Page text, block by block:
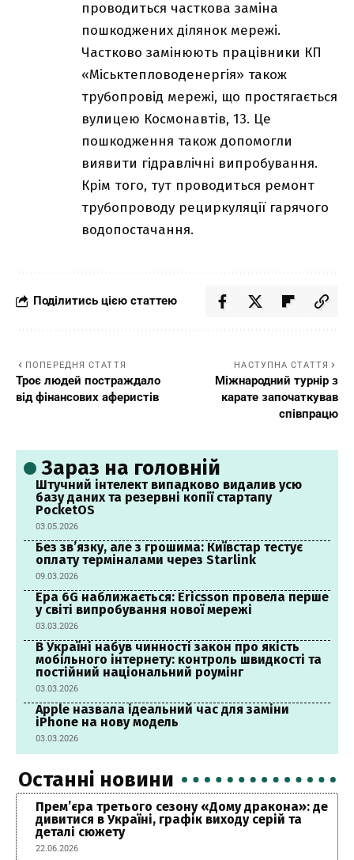
проводиться часткова заміна
пошкоджених ділянок мережі.
Частково замінюють працівники КП
«Міськтепловоденергія» також
трубопровід мережі, що простягається
вулицею Космонавтів, 13. Це
пошкодження також допомогли
виявити гідравлічні випробування.
Крім того, тут проводиться ремонт
трубопроводу рециркуляції гарячого
водопостачання.
Поділитись цією статтею
ПОПЕРЕДНЯ СТАТТЯ
Троє людей постраждало
від фінансових аферистів
НАСТУПНА СТАТТЯ
Міжнародний турнір з
карате започаткував
співпрацю
Зараз на головній
Штучний інтелект випадково видалив усю
базу даних та резервні копії стартапу
PocketOS
03.05.2026
Без зв’язку, але з грошима: Київстар тестує
оплату терміналами через Starlink
09.03.2026
Ера 6G наближається: Ericsson провела перше
у світі випробування нової мережі
03.03.2026
В Україні набув чинності закон про якість
мобільного інтернету: контроль швидкості та
постійний національний роумінг
03.03.2026
Apple назвала ідеальний час для заміни
iPhone на нову модель
03.03.2026
Останні новини
Прем’єра третього сезону «Дому дракона»: де
дивитися в Україні, графік виходу серій та
деталі сюжету
22.06.2026